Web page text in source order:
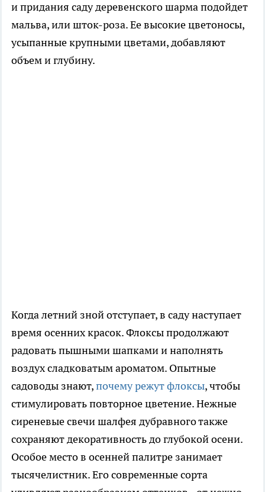
и придания саду деревенского шарма подойдет
мальва, или шток-роза. Ее высокие цветоносы,
усыпанные крупными цветами, добавляют
объем и глубину.
Когда летний зной отступает, в саду наступает
время осенних красок. Флоксы продолжают
радовать пышными шапками и наполнять
воздух сладковатым ароматом. Опытные
садоводы знают,почему режут флоксы, чтобы
стимулировать повторное цветение. Нежные
сиреневые свечи шалфея дубравного также
сохраняют декоративность до глубокой осени.
Особое место в осенней палитре занимает
тысячелистник. Его современные сорта